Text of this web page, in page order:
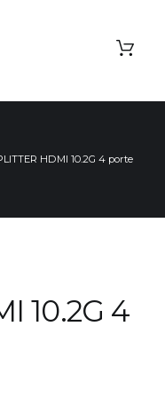
HDMI 10.2G 4 porte
10.2G 4